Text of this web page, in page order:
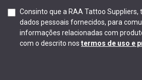
Consinto que a RAA Tattoo
dados pessoais fornecidos, para
informações relacionadas com
com o descrito nos termos de uso e